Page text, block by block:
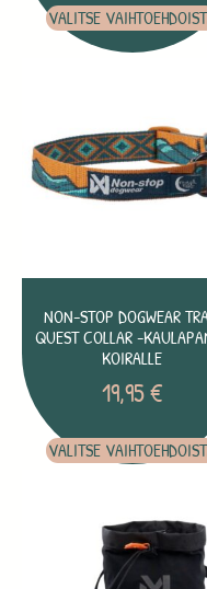
VALITSE
NON-STOP DOGWEAR
QUEST COLLAR -
KOIRALLE
19,95€
VALITSE